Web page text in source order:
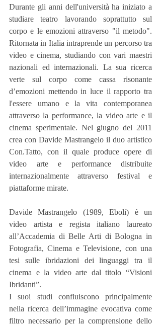
Durante gli anni dell'università ha iniziato a
studiare teatro lavorando soprattutto sul
corpo e le emozioni attraverso "il metodo".
Ritornata in Italia intraprende un percorso tra
video e cinema, studiando con vari maestri
nazionali ed internazionali. La sua ricerca
verte sul corpo come cassa risonante
d’emozioni mettendo in luce il rapporto tra
l'essere umano e la vita contemporanea
attraverso la performance, la video arte e il
cinema sperimentale. Nel giugno del 2011
crea con Davide Mastrangelo il duo artistico
Con.Tatto, con il quale produce opere di
video arte e performance distribuite
internazionalmente attraverso festival e
piattaforme mirate.
Davide Mastrangelo (1989, Eboli) è un
video artista e regista italiano laureato
all’Accademia di Belle Arti di Bologna in
Fotografia, Cinema e Televisione, con una
tesi sulle ibridazioni dei linguaggi tra il
cinema e la video arte dal titolo “Visioni
Ibridanti”.
I suoi studi confluiscono principalmente
nella ricerca dell’immagine evocativa come
filtro necessario per la comprensione dello